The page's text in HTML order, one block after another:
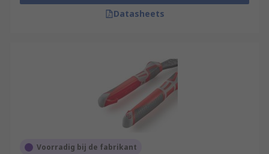
Datasheets
Voorradig bij de fabrikant